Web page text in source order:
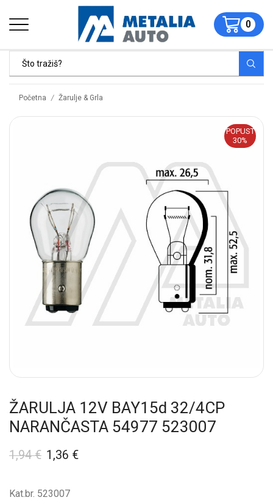
0
Početna / Žarulje & Grla
POPUST
30%
ŽARULJA 12V BAY15d 32/4CP
NARANČASTA 54977 523007
1,94€ 1,36 €
Kat.br. 523007